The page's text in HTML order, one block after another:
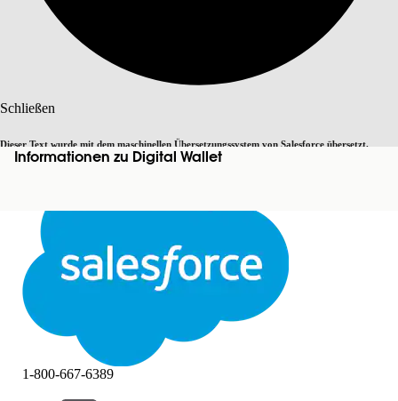
Schließen
Dieser Text wurde mit dem maschinellen Übersetzungssystem von Salesforce übersetzt.
Weitere Details finden Sie hier Zu Englisch wechseln
Schließen
Informationen zu Digital Wallet
1-800-667-6389